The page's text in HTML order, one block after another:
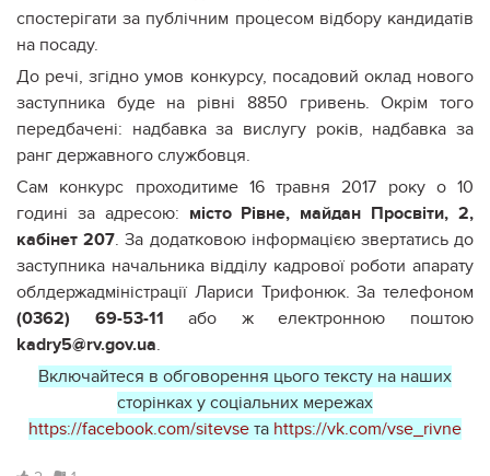
спостерігати за публічним процесом відбору кандидатів
на посаду.
До речі, згідно умов конкурсу, посадовий оклад нового
заступника буде на рівні 8850 гривень. Окрім того
передбачені: надбавка за вислугу років, надбавка за
ранг державного службовця.
Сам конкурс проходитиме 16 травня 2017 року о 10
годині за адресою: місто Рівне, майдан Просвіти, 2,
кабінет 207. За додатковою інформацією звертатись до
заступника начальника відділу кадрової роботи апарату
облдержадміністрації Лариси Трифонюк. За телефоном
(0362) 69-53-11 або ж електронною поштою
kadry5@rv.gov.ua.
Включайтеся в обговорення цього тексту на наших
сторінках у соціальних мережах
https://facebook.com/sitevse та https://vk.com/vse_rivne